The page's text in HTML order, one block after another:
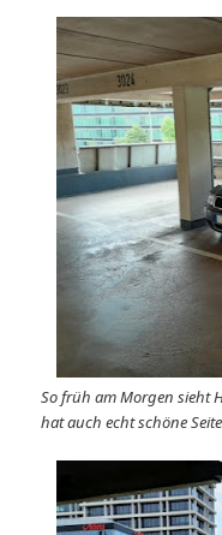
So früh am Morgen sieht
hat auch echt schöne